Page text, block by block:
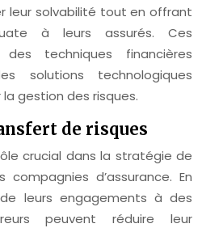
leur solvabilité tout en offrant
à leurs assurés. Ces
techniques financières
solutions technologiques
gestion des risques.
de risques
crucial dans la stratégie de
d’assurance. En
leurs engagements à des
peuvent réduire leur